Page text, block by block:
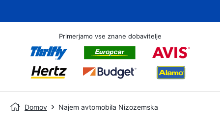
Primerjamo vse znane dobavitelje
Domov Najem avtomobila Nizozemska